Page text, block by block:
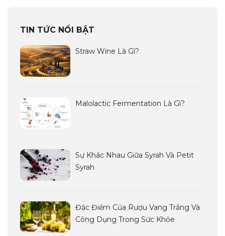
TIN TỨC NỔI BẬT
Straw Wine Là Gì?
Malolactic Fermentation Là Gì?
Sự Khác Nhau Giữa Syrah Và Petit
Syrah
Đặc Điểm Của Rượu Vang Trắng Và
Công Dụng Trong Sức Khỏe